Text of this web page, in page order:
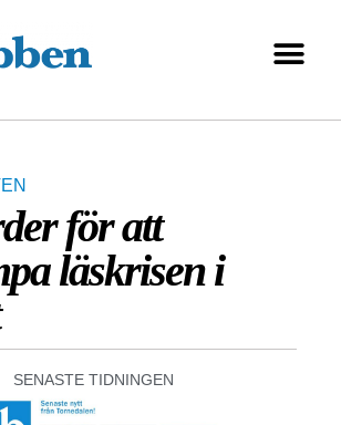
för att
läskrisen i
SENASTE TIDNINGEN